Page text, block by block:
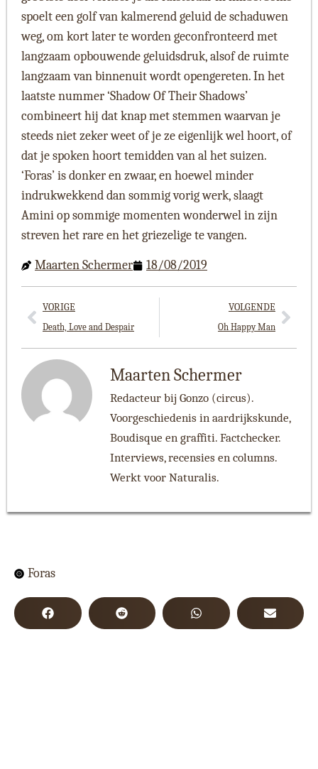
spoelt een golf van kalmerend geluid de schaduwen
weg, om kort later te worden geconfronteerd met
langzaam opbouwende geluidsdruk, alsof de ruimte
langzaam van binnenuit wordt opengereten. In het
laatste nummer ‘Shadow Of Their Shadows’
combineert hij dat knap met stemmen waarvan je
steeds niet zeker weet of je ze eigenlijk wel hoort, of
dat je spoken hoort temidden van al het suizen.
‘Foras’ is donker en zwaar, en hoewel minder
indrukwekkend dan sommig vorig werk, slaagt
Amini op sommige momenten wonderwel in zijn
streven het rare en het griezelige te vangen.
Maarten Schermer 18/08/2019
VORIGE
Death, Love and Despair
VOLGENDE
Oh Happy Man
Maarten Schermer
Redacteur bij Gonzo (circus).
Voorgeschiedenis in aardrijkskunde,
Boudisque en graffiti. Factchecker.
Interviews, recensies en columns.
Werkt voor Naturalis.
Foras